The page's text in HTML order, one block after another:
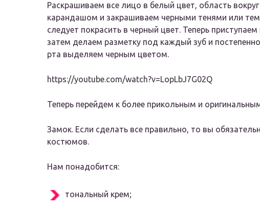
Раскрашиваем все лицо в белый цвет, область
карандашом и закрашиваем черными тенями или
следует покрасить в черный цвет. Теперь
затем делаем разметку под каждый зуб и
рта выделяем черным цветом.
https://youtube.com/watch?v=LopLbJ7G02Q
Теперь перейдем к более прикольным и
Замок. Если сделать все правильно, то вы
костюмов.
Нам понадобится:
тональный крем;